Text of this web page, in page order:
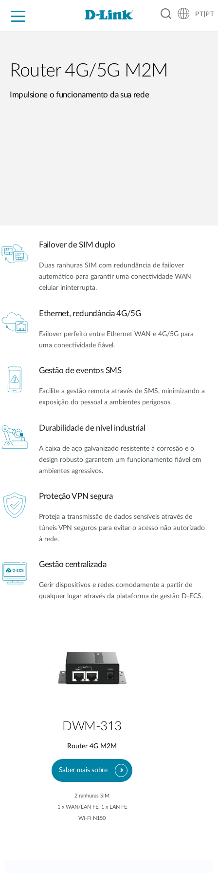
PT|PT
Router 4G/5G M2M
Impulsione o funcionamento da sua rede
Failover de SIM duplo
Duas ranhuras SIM com redundância de failover
automático para garantir uma conectividade WAN
celular ininterrupta.
Ethernet, redundância 4G/5G
Failover perfeito entre Ethernet WAN e 4G/5G para
uma conectividade fiável.
Gestão de eventos SMS
Facilite a gestão remota através de SMS, minimizando a
exposição do pessoal a ambientes perigosos.
Durabilidade de nível industrial
A caixa de aço galvanizado resistente à corrosão e o
design robusto garantem um funcionamento fiável em
ambientes agressivos.
Proteção VPN segura
Proteja a transmissão de dados sensíveis através de
túneis VPN seguros para evitar o acesso não autorizado
à rede.
Gestão centralizada
Gerir dispositivos e redes comodamente a partir de
qualquer lugar através da plataforma de gestão D-ECS.
DWM-313
Router 4G M2M
Saber mais sobre
2 ranhuras SIM
1 x WAN/LAN FE, 1 x LAN FE
Wi-Fi N150